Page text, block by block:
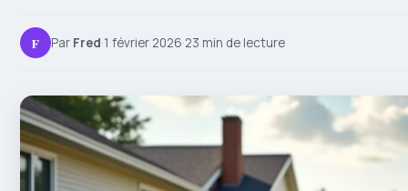
F Par Fred·1 février 2026·23 min de lecture